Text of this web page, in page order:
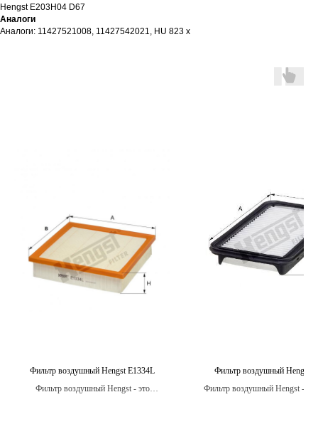
Hengst E203H04 D67
Аналоги
Аналоги: 11427521008, 11427542021, HU 823 x
Фильтр воздушный Hengst E1334L
Фильтр воздушный Hengst - это
Фильтр воздушный Hengst
Фильтр воздушный Hengst -